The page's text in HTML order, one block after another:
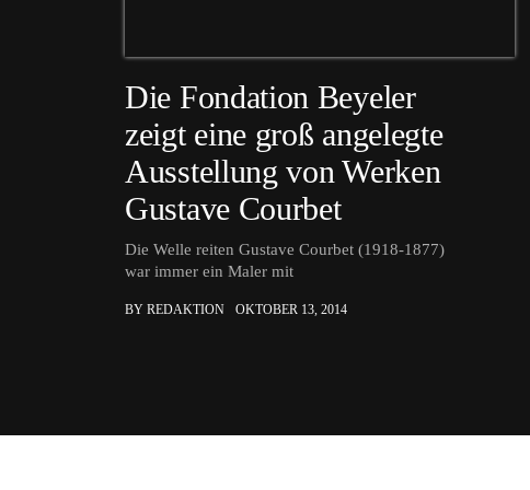
Die Fondation Beyeler
zeigt eine groß angelegte
Ausstellung von Werken
Gustave Courbet
Die Welle reiten Gustave Courbet (1918-1877)
war immer ein Maler mit
BY REDAKTION OKTOBER 13, 2014